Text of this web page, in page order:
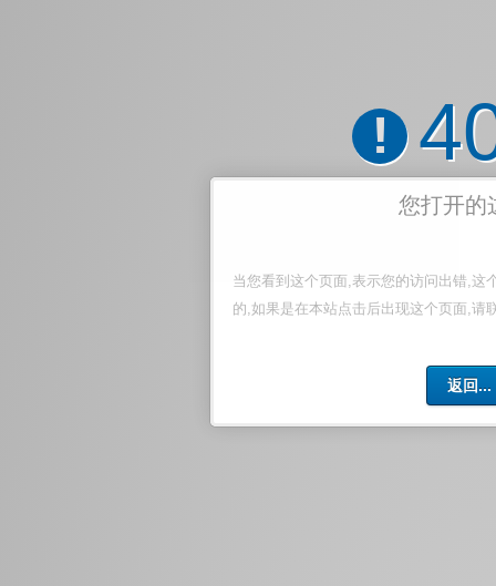
!
您打开的
当您看到这个页面,表示您的访问出错,这
的,如果是在本站点击后出现这个页面,请
返回...